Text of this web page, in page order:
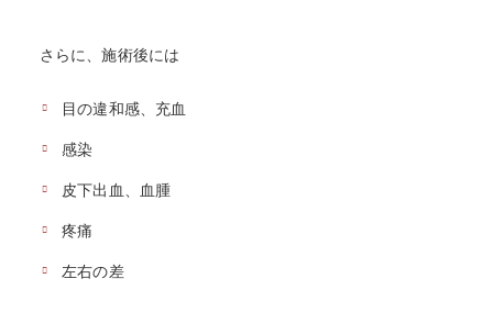
さらに、施術後には
目の違和感、充血
感染
皮下出血、血腫
疼痛
左右の差